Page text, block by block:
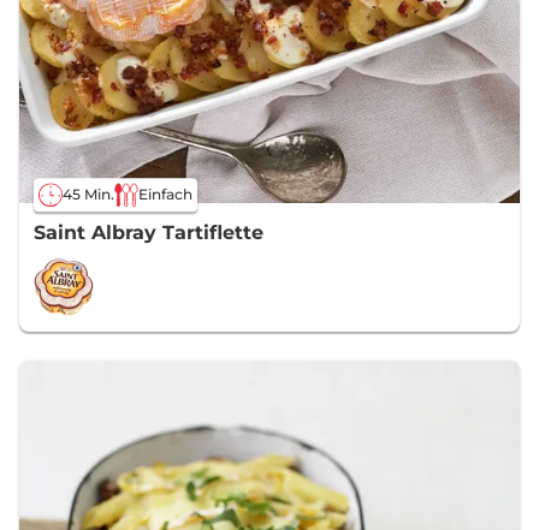
45 Min. Einfach
Saint Albray Tartiflette